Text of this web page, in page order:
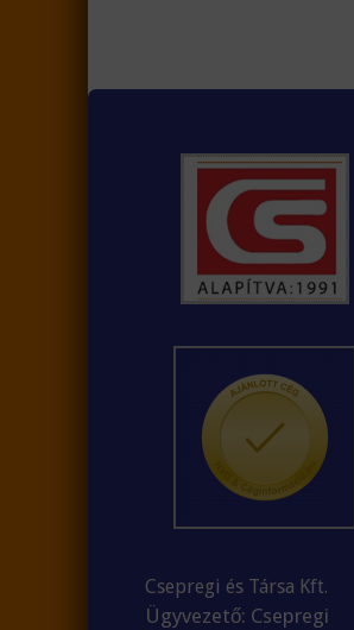
Csepregi és Társa Kft.
Ügyvezető: Csepregi